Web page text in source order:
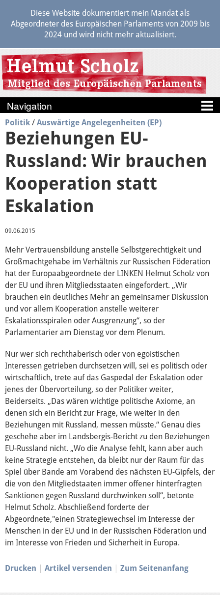
Diese Website dokumentiert mein Mandat als
Abgeordneter des Europäischen Parlaments von 2009 bis
2024 und wird nicht mehr aktualisiert.
Blog
Politik
Positionen
Wahl 2019
Wahl 2014
ACTA
Konstitutionelle Fragen (EP)
TTIP
Auswärtige Angelegenheiten (EP)
Europäische Linkspartei
Interviews
Transparenz
Politik / Auswärtige Angelegenheiten (EP)
Beziehungen EU-
Russland: Wir brauchen
Kooperation statt
Eskalation
09.06.2015
Mehr Vertrauensbildung anstelle Selbstgerechtigkeit und
Großmachtgehabe im Verhältnis zur Russischen Föderation
hat der Europaabgeordnete der LINKEN Helmut Scholz von
der EU und ihren Mitgliedsstaaten eingefordert. „Wir
brauchen ein deutliches Mehr an gemeinsamer Diskussion
und vor allem Kooperation anstelle weiterer
Eskalationsspiralen oder Ausgrenzung“, so der
Parlamentarier am Dienstag vor dem Plenum.
Nur wer sich rechthaberisch oder von egoistischen
Interessen getrieben durchsetzen will, sei es politisch oder
wirtschaftlich, trete auf das Gaspedal der Eskalation oder
jenes der Übervorteilung, so der Politiker weiter,
Beiderseits. „Das wären wichtige politische Axiome, an
denen sich ein Bericht zur Frage, wie weiter in den
Beziehungen mit Russland, messen müsste.“ Genau dies
geschehe aber im Landsbergis-Bericht zu den Beziehungen
EU-Russland nicht. „Wo die Analyse fehlt, kann aber auch
keine Strategie entstehen, da bleibt nur der Raum für das
Spiel über Bande am Vorabend des nächsten EU-Gipfels, der
die von den Mitgliedstaaten immer offener hinterfragten
Sanktionen gegen Russland durchwinken soll“, betonte
Helmut Scholz. Abschließend forderte der
Abgeordnete,"einen Strategiewechsel im Interesse der
Menschen in der EU und in der Russischen Föderation und
im Interesse von Frieden und Sicherheit in Europa.
Drucken Artikel versenden Zum Seitenanfang